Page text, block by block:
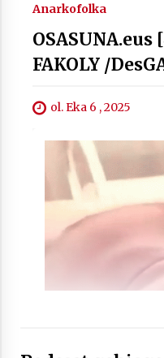
Anarkofolka
OSASUNA.eus
FAKOLY /
ol. Eka 6 , 2025